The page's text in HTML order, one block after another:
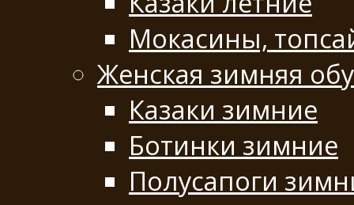
Мокасины,
Женская зимняя
Казаки зимние
Ботинки зимние
Полусапоги